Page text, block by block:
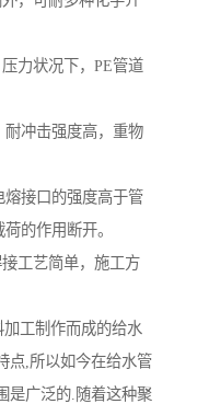
力状况下，PE管道
耐冲击强度高，重物
熔接口的强度高于管
的作用断开。
工艺简单，施工方
工制作而成的给水
点,所以如今在给水管
是广泛的.随着这种聚